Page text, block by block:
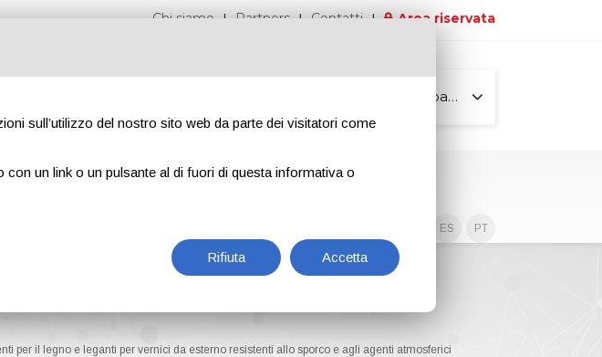
Chi siamo Partners Contatti Area riservata
Tutte le pagine
Pubblicità Blog Contenuti esclusivi
ES PT
per il legno e leganti per vernici da esterno resistenti allo sporco e agli agenti atmosferici
sull’utilizzo del nostro sito web da parte dei visitatori come
un link o un pulsante al di fuori di questa informativa o
Rifiuta Accetta